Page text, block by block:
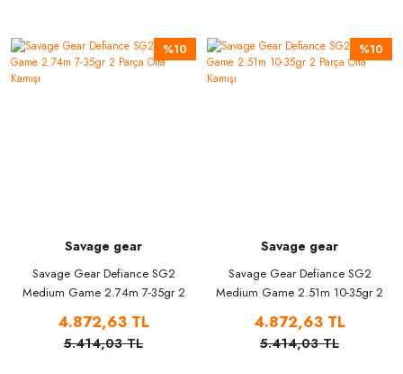
%10
Savage gear
Savage Gear Defiance SG2
Medium Game 2.74m 7-35gr 2
4.872,63 TL
5.414,03 TL
%10
Savage gear
Savage Gear Defiance SG2
Medium Game 2.51m 10-35gr 2
4.872,63 TL
5.414,03 TL